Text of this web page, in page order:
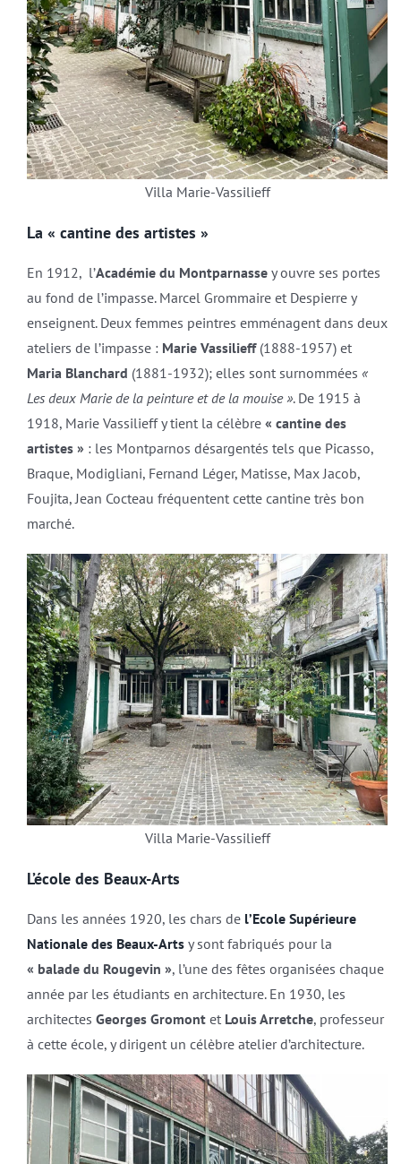
Villa Marie-Vassilieff
La « cantine des artistes »
En 1912, l’Académie du Montparnassey ouvre ses portes
au fond de l’impasse. Marcel Grommaire et Despierre y
enseignent. Deux femmes peintres emménagent dans deux
ateliers de l’impasse : Marie Vassilieff (1888-1957) et
Maria Blanchard (1881-1932); elles sont surnommées «
Les deux Marie de la peinture et de la mouise ». De 1915 à
1918, Marie Vassilieff y tient la célèbre « cantine des
artistes »: les Montparnos désargentés tels que Picasso,
Braque, Modigliani, Fernand Léger, Matisse, Max Jacob,
Foujita, Jean Cocteau fréquentent cette cantine très bon
marché.
Villa Marie-Vassilieff
L’école des Beaux-Arts
Dans les années 1920, les chars de l’Ecole Supérieure
Nationale des Beaux-Artsy sont fabriqués pour la
« balade du Rougevin », l’une des fêtes organisées chaque
année par les étudiants en architecture. En 1930, les
architectes Georges Gromontet Louis Arretche, professeur
à cette école, y dirigent un célèbre atelier d’architecture.